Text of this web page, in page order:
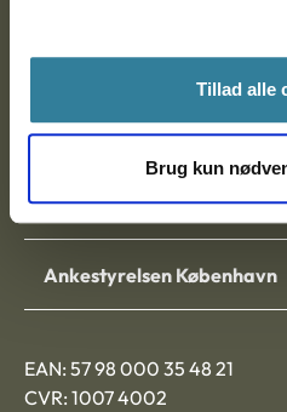
Tillad alle
Brug kun
Ankestyrelsen Aalborg
Ankestyrelsen København
EAN: 57 98 000 35 48 21
CVR: 1007 4002